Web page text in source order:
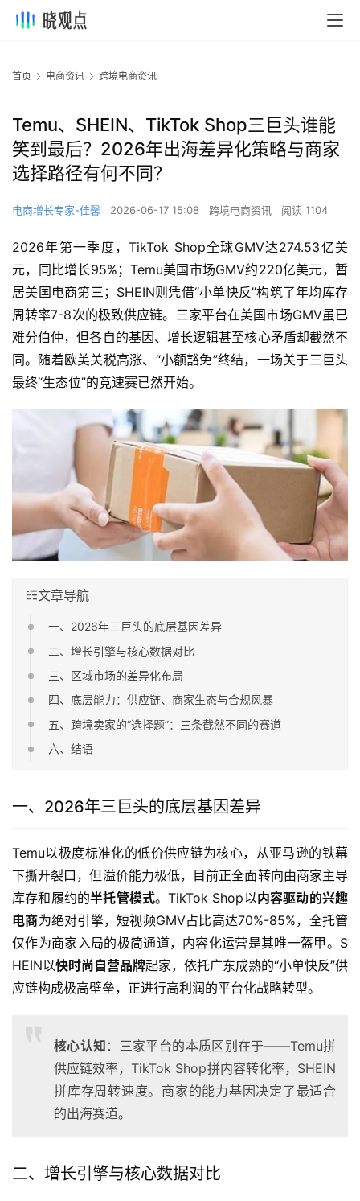
首页 电商资讯 跨境电商资讯
Temu、SHEIN、TikTok Shop三巨头谁能
笑到最后？2026年出海差异化策略与商家
选择路径有何不同？
电商增长专家-佳馨 2026-06-17 15:08 跨境电商资讯 阅读 1104
2026年第一季度，TikTok Shop全球GMV达274.53亿美
元，同比增长95%；Temu美国市场GMV约220亿美元，暂
居美国电商第三；SHEIN则凭借“小单快反”构筑了年均库存
周转率7-8次的极致供应链。三家平台在美国市场GMV虽已
难分伯仲，但各自的基因、增长逻辑甚至核心矛盾却截然不
同。随着欧美关税高涨、“小额豁免”终结，一场关于三巨头
最终“生态位”的竞速赛已然开始。
文章导航
一、2026年三巨头的底层基因差异
二、增长引擎与核心数据对比
三、区域市场的差异化布局
四、底层能力：供应链、商家生态与合规风暴
五、跨境卖家的“选择题”：三条截然不同的赛道
六、结语
一、2026年三巨头的底层基因差异
Temu以极度标准化的低价供应链为核心，从亚马逊的铁幕
下撕开裂口，但溢价能力极低，目前正全面转向由商家主导
库存和履约的半托管模式。TikTok Shop以内容驱动的兴趣
电商为绝对引擎，短视频GMV占比高达70%-85%，全托管
仅作为商家入局的极简通道，内容化运营是其唯一盔甲。S
HEIN以快时尚自营品牌起家，依托广东成熟的“小单快反”供
应链构成极高壁垒，正进行高利润的平台化战略转型。
核心认知 ：三家平台的本质区别在于——Temu拼
供应链效率，TikTok Shop拼内容转化率，SHEIN
拼库存周转速度。商家的能力基因决定了最适合
的出海赛道。
二、增长引擎与核心数据对比